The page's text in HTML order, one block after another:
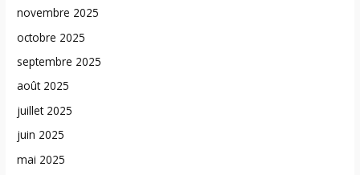
novembre 2025
octobre 2025
septembre 2025
août 2025
juillet 2025
juin 2025
mai 2025